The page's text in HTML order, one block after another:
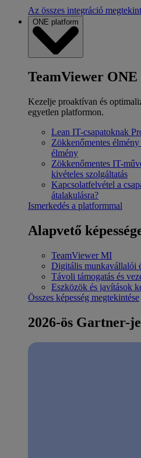
Az összes integráció
ONE platform
TeamViewer
Kezelje proaktívan és
egyetlen platformon.
Lean IT-csapatoknak
Zökkenőmentes élmény
élmény
Zökkenőmentes IT-
kivételes szolgáltatás
Kapcsolatfelvétel a
átalakulásra?
Ismerkedés a platformmal
Alapvető
TeamViewer MI
Digitális munkavállalói
Távoli támogatás és
Eszközök és javítások
Összes képesség megtekintése
2026-ös Gartner-